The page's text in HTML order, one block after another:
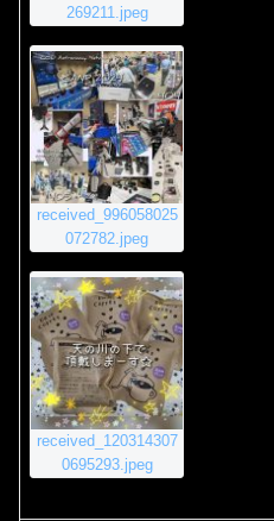
269211.jpeg
received_996058025
072782.jpeg
received_120314307
0695293.jpeg